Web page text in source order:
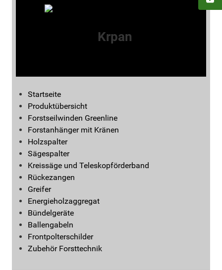
Startseite
Produktübersicht
Forstseilwinden Greenline
Forstanhänger mit Kränen
Holzspalter
Sägespalter
Kreissäge und Teleskopförderband
Rückezangen
Greifer
Energieholzaggregat
Bündelgeräte
Ballengabeln
Frontpolterschilder
Zubehör Forsttechnik